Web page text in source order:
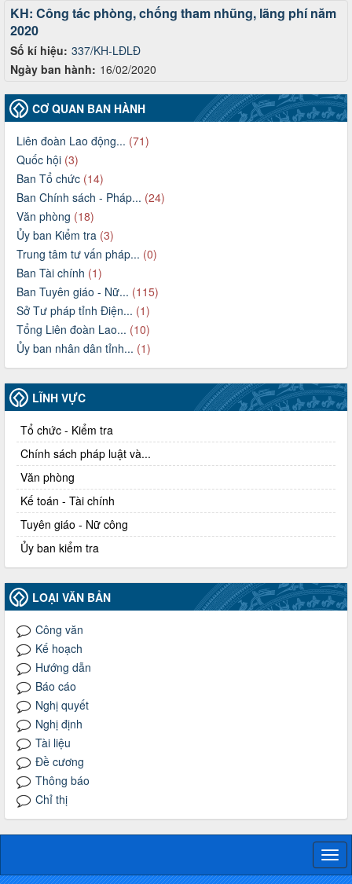
Số kí hiệu: 337/KH-LĐLĐ
Ngày ban hành: 16/02/2020
KH: Công tác phòng, chống tham nhũng, lãng phí năm
2020
CƠ QUAN BAN HÀNH
Liên đoàn Lao động... (71)
Quốc hội (3)
Ban Tổ chức (14)
Ban Chính sách - Pháp... (24)
Văn phòng (18)
Ủy ban Kiểm tra (3)
Trung tâm tư vấn pháp... (0)
Ban Tài chính (1)
Ban Tuyên giáo - Nữ... (115)
Sở Tư pháp tỉnh Điện... (1)
Tổng Liên đoàn Lao... (10)
Ủy ban nhân dân tỉnh... (1)
LĨNH VỰC
Tổ chức - Kiểm tra
Chính sách pháp luật và...
Văn phòng
Kế toán - Tài chính
Tuyên giáo - Nữ công
Ủy ban kiểm tra
LOẠI VĂN BẢN
Công văn
Kế hoạch
Hướng dẫn
Báo cáo
Nghị quyết
Nghị định
Tài liệu
Đề cương
Thông báo
Chỉ thị